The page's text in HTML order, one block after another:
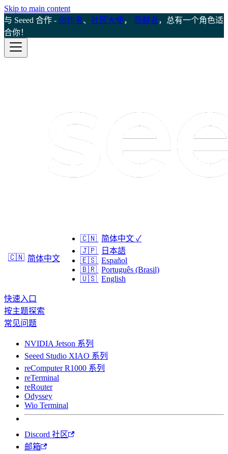
Skip to main content
与 Seeed 合作 - 创作者、 社区大使， 贡献者，总有一个角色适
合你！
🇨🇳 简体中文
🇨🇳 简体中文 ✓
🇯🇵
日本語
🇪🇸 Español
🇧🇷 Português (Brasil)
🇺🇸 English
快速入口
按主题探索
常见问题
NVIDIA Jetson 系列
Seeed Studio XIAO 系列
reComputer R1000 系列
reTerminal
reRouter
Odyssey
Wio Terminal
Discord 社区
邮箱